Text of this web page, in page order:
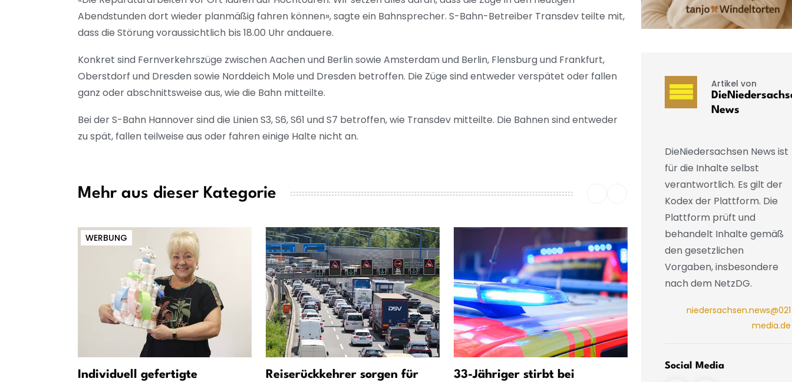
Abendstunden dort wieder planmäßig fahren können», sagte ein Bahnsprecher. S-Bahn-Betreiber Transdev teilte mit,
dass die Störung voraussichtlich bis 18.00 Uhr andauere.
Konkret sind Fernverkehrszüge zwischen Aachen und Berlin sowie Amsterdam und Berlin, Flensburg und Frankfurt,
Oberstdorf und Dresden sowie Norddeich Mole und Dresden betroffen. Die Züge sind entweder verspätet oder fallen
ganz oder abschnittsweise aus, wie die Bahn mitteilte.
Bei der S-Bahn Hannover sind die Linien S3, S6, S61 und S7 betroffen, wie Transdev mitteilte. Die Bahnen sind entweder
zu spät, fallen teilweise aus oder fahren einige Halte nicht an.
Mehr aus dieser Kategorie
WERBUNG
Individuell gefertigte
Reiserückkehrer sorgen für
33-Jähriger stirbt bei
Artikel von
News
DieNiedersachsen News ist
für die Inhalte selbst
verantwortlich. Es gilt der
Kodex der Plattform. Die
Plattform prüft und
behandelt Inhalte gemäß
den gesetzlichen
Vorgaben, insbesondere
nach dem NetzDG.
niedersachsen.news@021
media.de
Social Media